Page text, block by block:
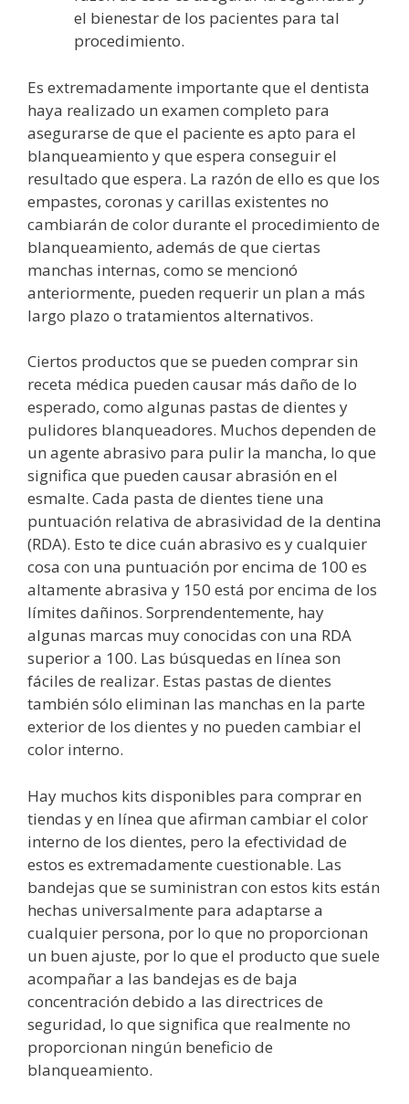
el bienestar de los pacientes para tal
procedimiento.
Es extremadamente importante que el dentista
haya realizado un examen completo para
asegurarse de que el paciente es apto para el
blanqueamiento y que espera conseguir el
resultado que espera. La razón de ello es que los
empastes, coronas y carillas existentes no
cambiarán de color durante el procedimiento de
blanqueamiento, además de que ciertas
manchas internas, como se mencionó
anteriormente, pueden requerir un plan a más
largo plazo o tratamientos alternativos.
Ciertos productos que se pueden comprar sin
receta médica pueden causar más daño de lo
esperado, como algunas pastas de dientes y
pulidores blanqueadores. Muchos dependen de
un agente abrasivo para pulir la mancha, lo que
significa que pueden causar abrasión en el
esmalte. Cada pasta de dientes tiene una
puntuación relativa de abrasividad de la dentina
(RDA). Esto te dice cuán abrasivo es y cualquier
cosa con una puntuación por encima de 100 es
altamente abrasiva y 150 está por encima de los
límites dañinos. Sorprendentemente, hay
algunas marcas muy conocidas con una RDA
superior a 100. Las búsquedas en línea son
fáciles de realizar. Estas pastas de dientes
también sólo eliminan las manchas en la parte
exterior de los dientes y no pueden cambiar el
color interno.
Hay muchos kits disponibles para comprar en
tiendas y en línea que afirman cambiar el color
interno de los dientes, pero la efectividad de
estos es extremadamente cuestionable. Las
bandejas que se suministran con estos kits están
hechas universalmente para adaptarse a
cualquier persona, por lo que no proporcionan
un buen ajuste, por lo que el producto que suele
acompañar a las bandejas es de baja
concentración debido a las directrices de
seguridad, lo que significa que realmente no
proporcionan ningún beneficio de
blanqueamiento.